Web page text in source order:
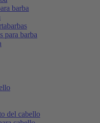
barba
para barba
del cabello